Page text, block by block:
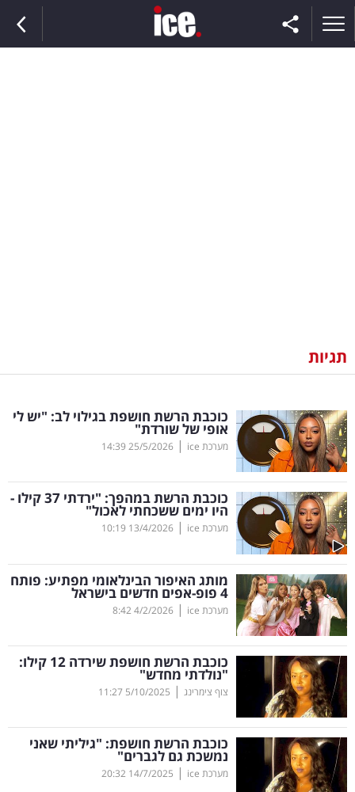
וצרכנות
דיגיטל
וטק
שיווק
ופרסום
משפט
מדדים
ומחקרים
דעות
רכילות
עסקית
קריפטו
ויראלי
תגיות
כוכבת הרשת חושפת בגילוי לב: "יש לי
אופי של שורדת"
מערכת ice |
25/5/2026
14:39
כוכבת הרשת במהפך: "ירדתי 37 קילו -
היו ימים ששכחתי לאכול"
מערכת ice |
13/4/2026
10:19
מותג האיפור הבינלאומי מפתיע: פותח
4 פופ-אפים חדשים בישראל
מערכת ice |
4/2/2026
8:42
כוכבת הרשת חושפת שירדה 12 קילו:
"נולדתי מחדש"
צוף צימרינג |
5/10/2025
11:27
כוכבת הרשת חושפת: "גיליתי שאני
נמשכת גם לגברים"
מערכת ice |
14/7/2025
20:32